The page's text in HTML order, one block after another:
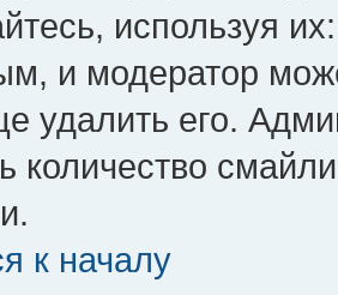
используя
и модератор
удалить его.
количество
к началу